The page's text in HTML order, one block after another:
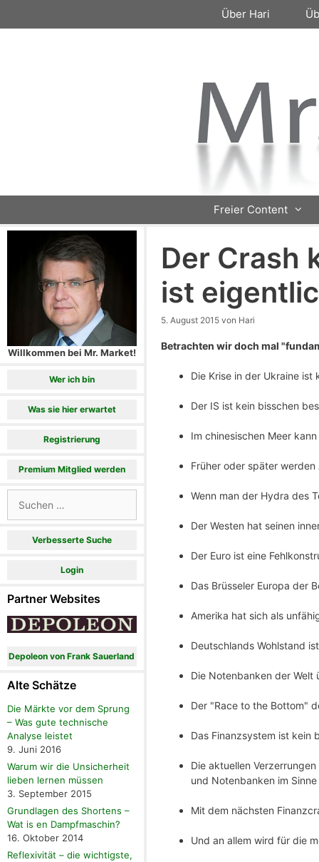
Über Hari
Freier Content
Der Crash
ist
5. August 2015 von Hari
Betrachten wir doch mal
Die Krise in der Ukraine ist
Der IS ist kein bisschen
Im chinesischen Meer
Früher oder später
Wenn man der Hydra des
Der Westen hat seinen
Der Euro ist eine
Das Brüsseler Europa der
Amerika hat sich als
Deutschlands Wohlstand
Die Notenbanken der
Der "Race to the Bottom"
Das Finanzsystem ist kein
Die aktuellen
und Notenbanken im
Mit dem nächsten
Und an allem wird für die
Willkommen bei Mr. Market!
Wer ich bin
Was sie hier erwartet
Registrierung
Premium Mitglied werden
nach:
Verbesserte Suche
Login
Partner Websites
Depoleon von Frank Sauerland
Alte Schätze
Die Märkte vor dem Sprung
– Was gute technische
Analyse leistet
9. Juni 2016
Warum wir die Unsicherheit
lieben lernen müssen
3. September 2015
Grundlagen des Shortens –
Wat is en Dampfmaschin?
16. Oktober 2014
Reflexivität – die wichtigste,